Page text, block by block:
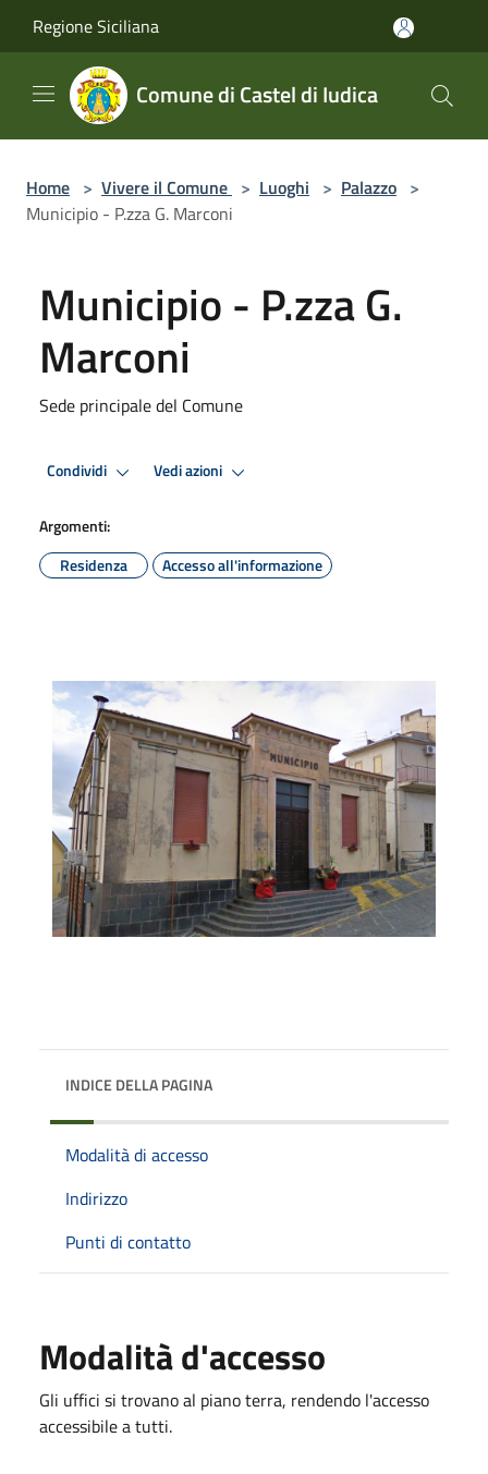
Regione Siciliana
Comune di Castel di Iudica
Home > Vivere il Comune > Luoghi > Palazzo >
Municipio - P.zza G. Marconi
Municipio - P.zza G.
Marconi
Sede principale del Comune
Condividi Vedi azioni
Argomenti:
Residenza
Accesso all'informazione
INDICE DELLA PAGINA
Modalità di accesso
Indirizzo
Punti di contatto
Modalità d'accesso
Gli uffici si trovano al piano terra, rendendo l'accesso
accessibile a tutti.